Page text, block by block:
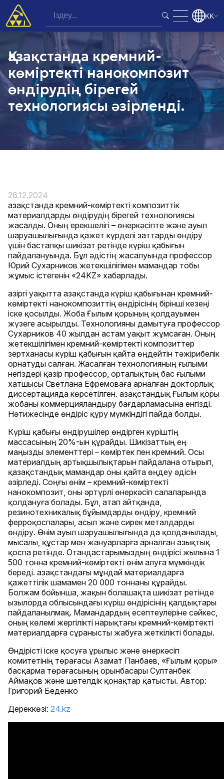
KK
Қазақстанда кремний-
көміртекті нанокомпозит
өндірудің бірегей
технологиясы әзірленді.
26.12.2024
Қазақстанда кремний-көміртекті композиттік
материалдарды өндірудің бірегей технологиясы
жасалды. Оның ерекшелігі – өнеркәсіпте және ауыл
шаруашылығында қажет күрделі заттарды өндіру
үшін бастапқы шикізат ретінде күріш қабығын
пайдалануында. Бұл әдістің жасалуында профессор
Юрий Сухарников жетекшілігімен мамандар тобы
жұмыс істегенін «24KZ» хабарлады.
Қазіргі уақытта Қазақстанда күріш қабығынан кремний-
көміртекті нанокомпозиттің өндірісінің бірінші кезеңі
іске қосылды. Жоба Ғылым қорының қолдауымен
жүзеге асырылды. Технологияны дамытуға профессор
Сухарников 40 жылдан астам уақыт жұмсаған. Оның
жетекшілігімен кремний-көміртекті композиттер
зертханасы күріш қабығын қайта өңдейтін тәжірибелік
орнатуды салған. Жасалған технологияның ғылыми
негіздері қазір профессор, орталықтың бас ғылыми
хатшысы Светлана Ефремоваға арналған докторлық
диссертацияда көрсетілген. Қазақстандық Ғылым қоры
жобаны коммерцияландыру бағдарламасына енгізді.
Нәтижесінде өндіріс құру мүмкіндігі пайда болды.
Күріш қабығы өндірушілер өндірген күріштің
массасының 20%-ын құрайды. Шикізаттың ең
маңызды элементтері – көміртек пен кремний. Осы
материалдың артықшылықтарын пайдалана отырып,
қазақстандық мамандар оны қайта өңдеу әдісін
әзірледі. Соңғы өнім – кремний-көміртекті
нанокомпозит, оны әртүрлі өнеркәсіп салаларында
қолдануға болады. Бұл, атап айтқанда,
резинотехникалық бұйымдарды өндіру, кремний
ферроқоспалары, асыл және сирек металдарды
өндіру. Өнім ауыл шаруашылығында да қолданылады,
мысалы, құстар мен жануарларға арналған азықтық
қоспа ретінде. Отандастарымыздың өндірісі жылына 1
500 тонна кремний-көміртекті өнім алуға мүмкіндік
береді. Қазақстандағы мұндай материалдарға
қажеттілік шамамен 20 000 тоннаны құрайды.
Болжам бойынша, жақын болашақта шикізат ретінде
Қызылорда облысындағы күріш өндірісінің қалдықтары
пайдаланылмақ. Мамандардың есептеулеріне сәйкес,
оның көлемі жергілікті нарықтағы кремний-көміртекті
материалдарға сұранысты жабуға жеткілікті болады.
Өндірісті іске қосуға Құрылыс және өнеркәсіп
комитетінің төрағасы Азамат Панбаев, «Ғылым қоры»
басқарма төрағасының орынбасары Султанбек
Аймақов және шетелдік қонақтар қатысты. Автор:
Григорий Беденко
Дереккөзі: 24.kz